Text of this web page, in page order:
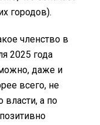
городов).
членство в
2025 года
даже и
всего, не
власти, а по